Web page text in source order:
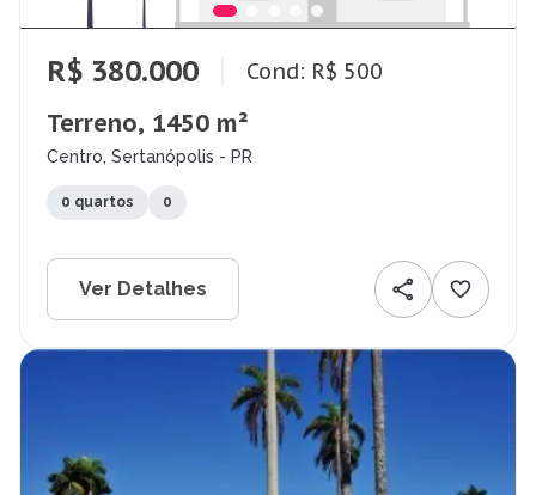
R$ 380.000 Cond: R$ 500
Terreno, 1450 m²
Centro, Sertanópolis - PR
0 quartos 0
Ver Detalhes